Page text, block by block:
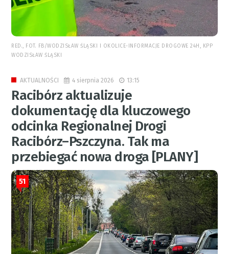
RED., FOT. FB/WODZISŁAW ŚLĄSKI I OKOLICE-INFORMACJE DROGOWE 24H, KPP
WODZISŁAW ŚLĄSKI
AKTUALNOŚCI 4 sierpnia 2026 13:15
Racibórz aktualizuje
dokumentację dla kluczowego
odcinka Regionalnej Drogi
Racibórz–Pszczyna. Tak ma
przebiegać nowa droga [PLANY]
51